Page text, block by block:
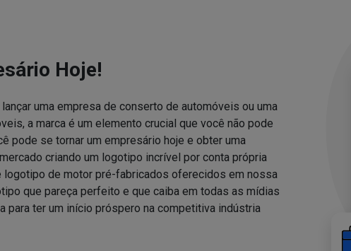
Hoje!
uma empresa de conserto de automóveis ou uma
a marca é um elemento crucial que você não pode
pode se tornar um empresário hoje e obter uma
criando um logotipo incrível por conta própria
logotipo de motor pré-fabricados oferecidos em nossa
que pareça perfeito e que caiba em todas as mídias
para ter um início próspero na competitiva indústria